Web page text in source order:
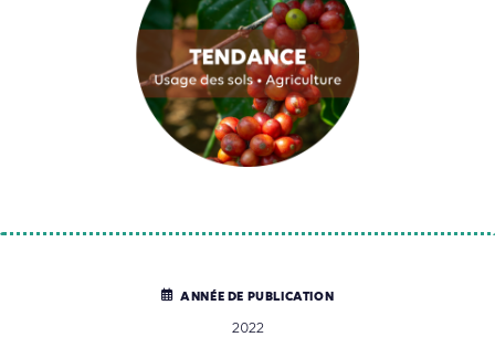
ANNÉE DE PUBLICATION
2022